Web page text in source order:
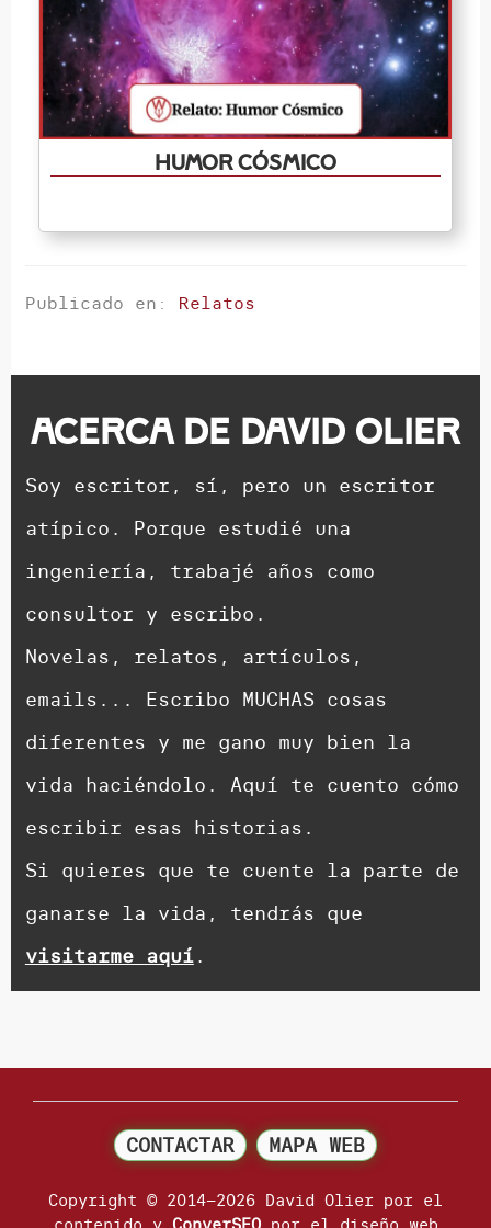
Humor cósmico
Publicado en: Relatos
Acerca de David Olier
Soy escritor, sí, pero un escritor
atípico. Porque estudié una
ingeniería, trabajé años como
consultor y escribo.
Novelas, relatos, artículos,
emails... Escribo MUCHAS cosas
diferentes y me gano muy bien la
vida haciéndolo. Aquí te cuento cómo
escribir esas historias.
Si quieres que te cuente la parte de
ganarse la vida, tendrás que
visitarme aquí.
Copyright © 2014–2026 David Olier por el
CONTACTAR MAPA WEB